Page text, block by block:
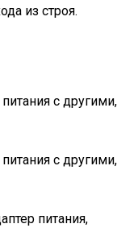
из строя.
питания,